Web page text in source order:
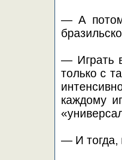
— А потом,
— Играть
только с
каждому
— И тогда,